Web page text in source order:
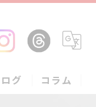
グ コラム